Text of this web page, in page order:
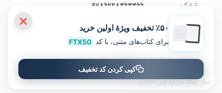
شابک ۹۷۸۶۲۲۸۴۶۴۴۶۶
تعداد صفحه‌ها ۳۲۲ صفحه
قیمت کتاب ۱۵۰۰۰۰ تومان
نظر شما دربارهٔ این کتاب
٪۵۰ تخفیف ویژۀ اولین خرید
برای کتاب‌های متنی، با کد FTX50
کپی کردن کد تخفیف